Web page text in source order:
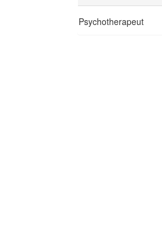
Psychotherapeut